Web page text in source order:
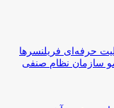
حرفه‌ای فریلنسرها
سازمان نظام صنفی